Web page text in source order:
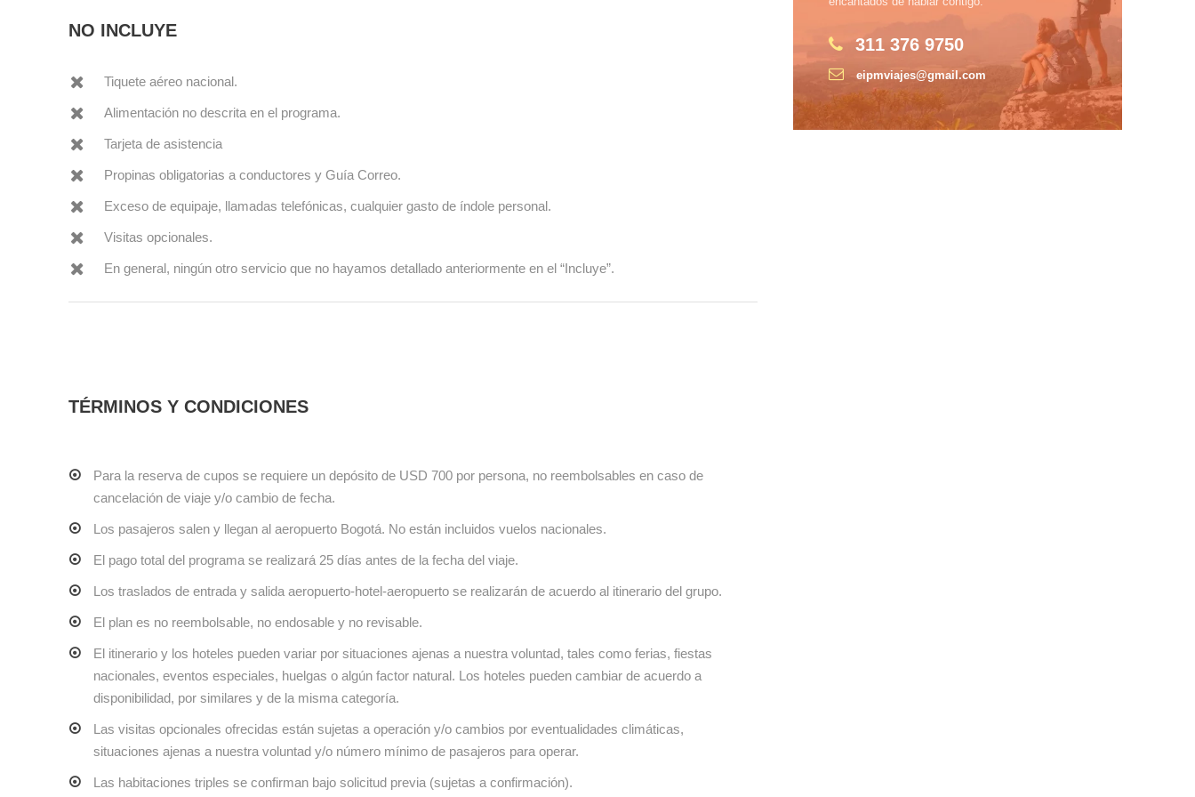
311 376 9750
eipmviajes@gmail.com
NO INCLUYE
Tiquete aéreo nacional.
Alimentación no descrita en el programa.
Tarjeta de asistencia
Propinas obligatorias a conductores y Guía Correo.
Exceso de equipaje, llamadas telefónicas, cualquier gasto de índole personal.
Visitas opcionales.
En general, ningún otro servicio que no hayamos detallado anteriormente en el “Incluye”.
TÉRMINOS Y CONDICIONES
Para la reserva de cupos se requiere un depósito de USD 700 por persona, no reembolsables en caso de
cancelación de viaje y/o cambio de fecha.
Los pasajeros salen y llegan al aeropuerto Bogotá. No están incluidos vuelos nacionales.
El pago total del programa se realizará 25 días antes de la fecha del viaje.
Los traslados de entrada y salida aeropuerto-hotel-aeropuerto se realizarán de acuerdo al itinerario del grupo.
El plan es no reembolsable, no endosable y no revisable.
El itinerario y los hoteles pueden variar por situaciones ajenas a nuestra voluntad, tales como ferias, fiestas
nacionales, eventos especiales, huelgas o algún factor natural. Los hoteles pueden cambiar de acuerdo a
disponibilidad, por similares y de la misma categoría.
Las visitas opcionales ofrecidas están sujetas a operación y/o cambios por eventualidades climáticas,
situaciones ajenas a nuestra voluntad y/o número mínimo de pasajeros para operar.
Las habitaciones triples se confirman bajo solicitud previa (sujetas a confirmación).